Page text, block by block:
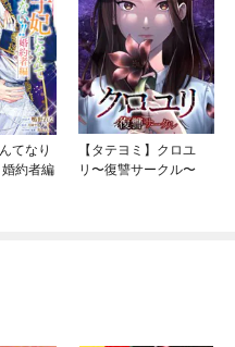
てなり
約者編
【タテヨミ】クロユ
リ〜復讐サークル〜